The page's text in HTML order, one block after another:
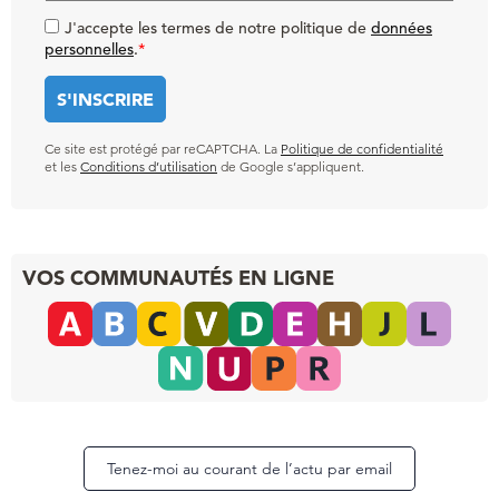
J'accepte les termes de notre politique de données
personnelles.*
Ce site est protégé par reCAPTCHA. La Politique de confidentialité
et les Conditions d’utilisation de Google s’appliquent.
VOS COMMUNAUTÉS EN LIGNE
Tenez-moi au courant de l’actu par email